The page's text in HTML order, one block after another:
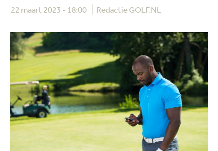
22 maart 2023 - 18:00 Redactie GOLF.NL